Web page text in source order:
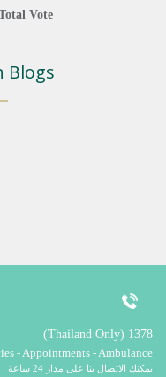
Vote:
Blogs
1378 (Thailand Only)
- Appointments - Ambulance
يمكنك الاتصال بنا على مدار 24 ساعة